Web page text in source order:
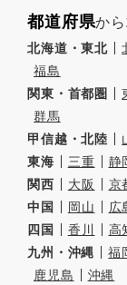
都道府県か
北海道・東北
福島
関東・首都圏
群馬
甲信越・北陸
東海
三重 静
関西
大阪 京
中国
岡山 広
四国
香川 高
九州・沖縄
福
鹿児島
沖縄